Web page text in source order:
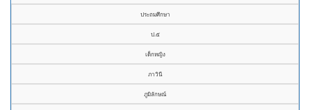
ประถมศึกษา
ป.๕
เด็กหญิง
ภาวินี
ภูมิลักษณ์